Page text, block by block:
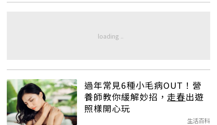
過年常見6種小毛病OUT！營
養師教你緩解妙招， 走春出遊
照樣開心玩
生活百科